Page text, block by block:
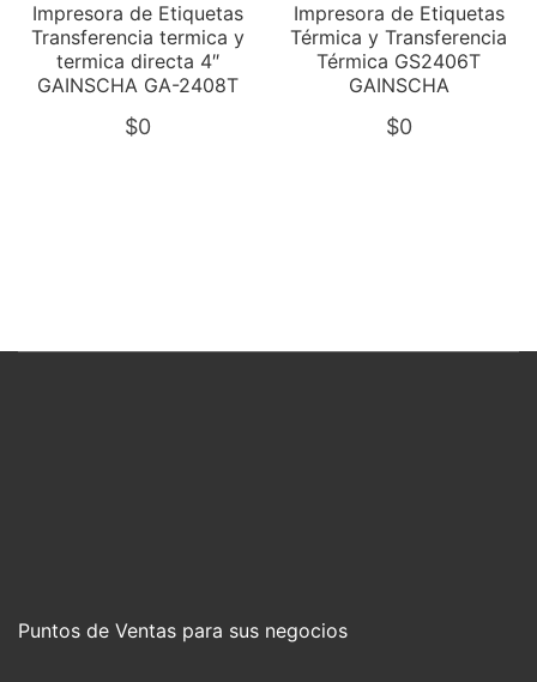
Impresora de Etiquetas
Transferencia termica y
termica directa 4″
GAINSCHA GA-2408T
$0
Impresora de Etiquetas
Térmica y Transferencia
Térmica GS2406T
GAINSCHA
$0
Puntos de Ventas para sus negocios